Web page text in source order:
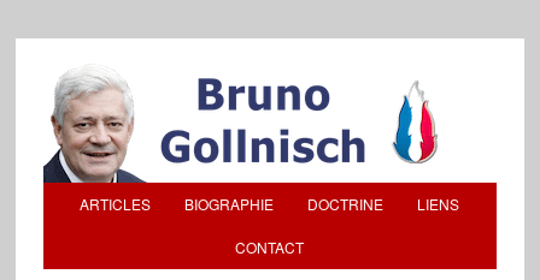
ARTICLES BIOGRAPHIE DOCTRINE LIENS
CONTACT